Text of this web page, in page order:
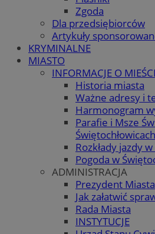
Zgoda
Dla przedsiębiorców
Artykuły
KRYMINALNE
MIASTO
INFORMACJE O
Historia miasta
Ważne adresy i
Harmonogram
Parafie i Msze
Świętochłowicach
Rozkłady jazdy
Pogoda w
ADMINISTRACJA
Prezydent Miasta
Jak załatwić
Rada Miasta
INSTYTUCJE